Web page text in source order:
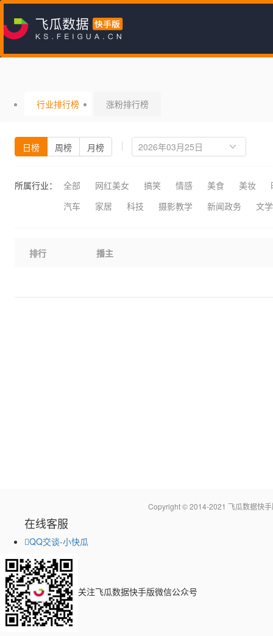
行业排行榜 涨粉排行榜
日榜 周榜 月榜
所属行业： 全部 网红美女 搞笑 情感 美食 美妆
汽车
家居 科技 摄影教学 新闻政务 文
排行 播主
Copyright © 2014-2021 飞瓜数据快
在线客服
QQ交谈-小快瓜
关注飞瓜数据快手版微信公众号